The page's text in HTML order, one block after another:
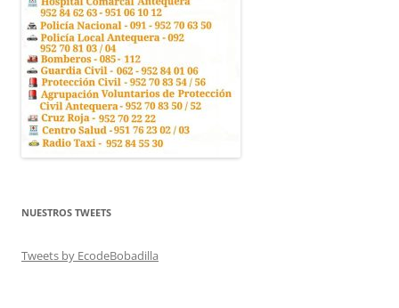
NUESTROS TWEETS
Tweets by EcodeBobadilla